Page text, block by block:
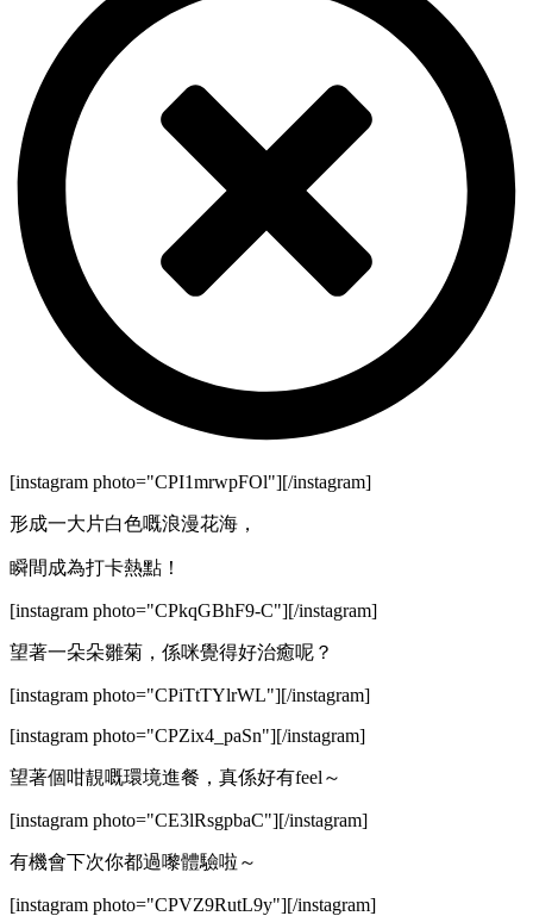
[instagram photo="CPI1mrwpFOl"][/instagram]
形成一大片白色嘅浪漫花海，
瞬間成為打卡熱點！
[instagram photo="CPkqGBhF9-C"][/instagram]
望著一朵朵雛菊，係咪覺得好治癒呢？
[instagram photo="CPiTtTYlrWL"][/instagram]
[instagram photo="CPZix4_paSn"][/instagram]
望著個咁靚嘅環境進餐，真係好有feel～
[instagram photo="CE3lRsgpbaC"][/instagram]
有機會下次你都過嚟體驗啦～
[instagram photo="CPVZ9RutL9y"][/instagram]